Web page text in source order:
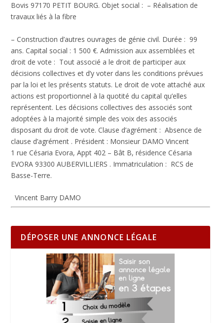
Bovis 97170 PETIT BOURG.Objet social : – Réalisation de
travaux liés à la fibre
– Construction d’autres ouvrages de génie civil. Durée : 99
ans. Capital social : 1 500 €.Admission aux assemblées et
droit de vote : Tout associé a le droit de participer aux
décisions collectives et d’y voter dans les conditions prévues
par la loi et les présents statuts. Le droit de vote attaché aux
actions est proportionnel à la quotité du capital qu’elles
représentent. Les décisions collectives des associés sont
adoptées à la majorité simple des voix des associés
disposant du droit de vote.Clause d’agrément : Absence de
clause d’agrément . Président : Monsieur DAMO Vincent
1 rue Césaria Evora, Appt 402 – Bât B, résidence Césaria
EVORA 93300 AUBERVILLIERS . Immatriculation : RCS de
Basse-Terre.
Vincent Barry DAMO
DÉPOSER UNE ANNONCE LÉGALE